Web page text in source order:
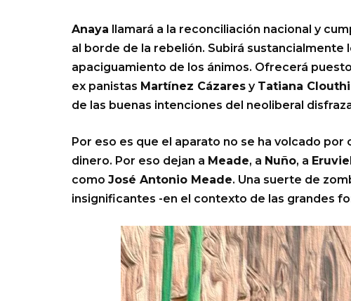
Anaya llamará a la reconciliación nacional y
al borde de la rebelión. Subirá sustancialmente
apaciguamiento de los ánimos. Ofrecerá
ex panistas Martínez Cázares y Tatiana
de las buenas intenciones del neoliberal
Por eso es que el aparato no se ha volcado
dinero. Por eso dejan a Meade, a Nuño, a
como José Antonio Meade. Una suerte de
insignificantes -en el contexto de las grandes